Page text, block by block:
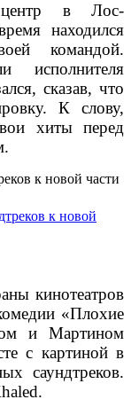
центр в Лос-
находился
командой.
исполнителя
сказав, что
К слову,
хиты перед
к новой части
кинотеатров
«Плохие
и Мартином
с картиной в
саундтреков.